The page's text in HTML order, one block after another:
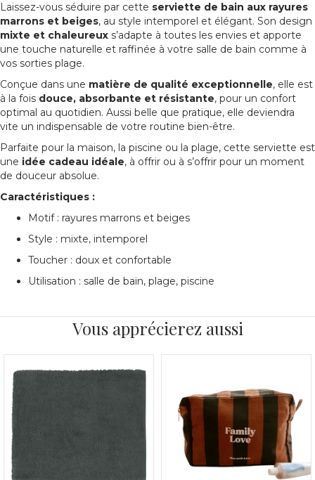
Laissez-vous séduire par cette serviette de bain aux rayures
marrons et beiges, au style intemporel et élégant. Son design
mixte et chaleureux s’adapte à toutes les envies et apporte
une touche naturelle et raffinée à votre salle de bain comme à
vos sorties plage.
Conçue dans une matière de qualité exceptionnelle, elle est
à la fois douce, absorbante et résistante, pour un confort
optimal au quotidien. Aussi belle que pratique, elle deviendra
vite un indispensable de votre routine bien-être.
Parfaite pour la maison, la piscine ou la plage, cette serviette est
une idée cadeau idéale, à offrir ou à s’offrir pour un moment
de douceur absolue.
Caractéristiques :
Motif : rayures marrons et beiges
Style : mixte, intemporel
Toucher : doux et confortable
Utilisation : salle de bain, plage, piscine
Vous apprécierez aussi